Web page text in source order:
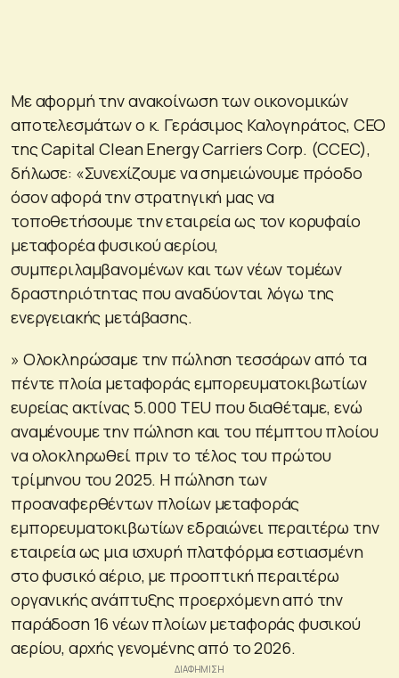
Με αφορμή την ανακοίνωση των οικονομικών
αποτελεσμάτων ο κ. Γεράσιμος Καλογηράτος, CEO
της Capital Clean Energy Carriers Corp. (CCEC),
δήλωσε: «Συνεχίζουμε να σημειώνουμε πρόοδο
όσον αφορά την στρατηγική μας να
τοποθετήσουμε την εταιρεία ως τον κορυφαίο
μεταφορέα φυσικού αερίου,
συμπεριλαμβανομένων και των νέων τομέων
δραστηριότητας που αναδύονται λόγω της
ενεργειακής μετάβασης.
» Ολοκληρώσαμε την πώληση τεσσάρων από τα
πέντε πλοία μεταφοράς εμπορευματοκιβωτίων
ευρείας ακτίνας 5.000 TEU που διαθέταμε, ενώ
αναμένουμε την πώληση και του πέμπτου πλοίου
να ολοκληρωθεί πριν το τέλος του πρώτου
τρίμηνου του 2025. Η πώληση των
προαναφερθέντων πλοίων μεταφοράς
εμπορευματοκιβωτίων εδραιώνει περαιτέρω την
εταιρεία ως μια ισχυρή πλατφόρμα εστιασμένη
στο φυσικό αέριο, με προοπτική περαιτέρω
οργανικής ανάπτυξης προερχόμενη από την
παράδοση 16 νέων πλοίων μεταφοράς φυσικού
αερίου, αρχής γενομένης από το 2026.